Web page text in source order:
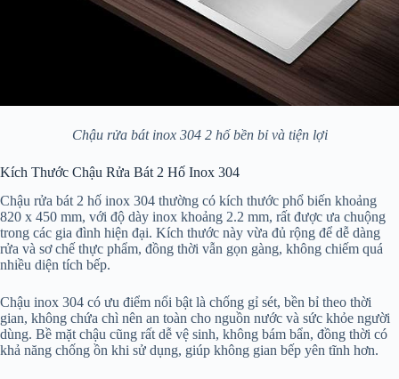
Chậu rửa bát inox 304 2 hố bền bỉ và tiện lợi
Kích Thước Chậu Rửa Bát 2 Hố Inox 304
Chậu rửa bát 2 hố inox 304 thường có kích thước phổ biến khoảng
820 x 450 mm, với độ dày inox khoảng 2.2 mm, rất được ưa chuộng
trong các gia đình hiện đại. Kích thước này vừa đủ rộng để dễ dàng
rửa và sơ chế thực phẩm, đồng thời vẫn gọn gàng, không chiếm quá
nhiều diện tích bếp.
Chậu inox 304 có ưu điểm nổi bật là chống gỉ sét, bền bỉ theo thời
gian, không chứa chì nên an toàn cho nguồn nước và sức khỏe người
dùng. Bề mặt chậu cũng rất dễ vệ sinh, không bám bẩn, đồng thời có
khả năng chống ồn khi sử dụng, giúp không gian bếp yên tĩnh hơn.